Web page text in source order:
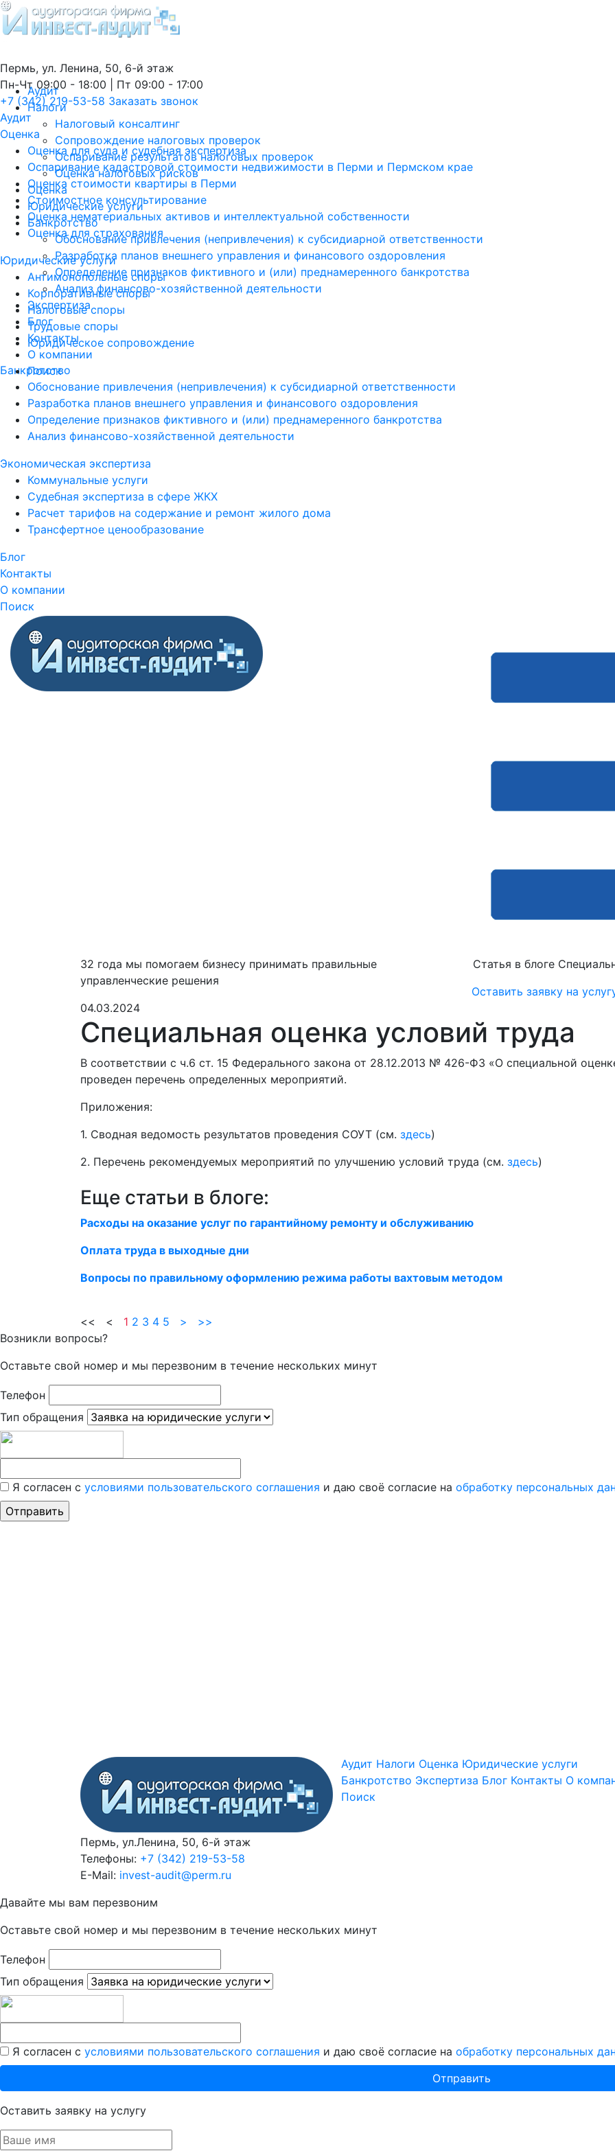
Пермь, ул. Ленина, 50, 6-й этаж
Пн-Чт 09:00 - 18:00 | Пт 09:00 - 17:00
+7 (342) 219-53-58 Заказать звонок
Аудит
Оценка
Оценка для суда и судебная экспертиза
Оспаривание кадастровой стоимости недвижимости в Перми и Пермском крае
Оценка стоимости квартиры в Перми
Стоимостное консультирование
Оценка нематериальных активов и интеллектуальной собственности
Оценка для страхования
Юридические услуги
Антимонопольные споры
Корпоративные споры
Налоговые споры
Трудовые споры
Юридическое сопровождение
Банкротство
Обоснование привлечения (непривлечения) к субсидиарной ответственности
Разработка планов внешнего управления и финансового оздоровления
Определение признаков фиктивного и (или) преднамеренного банкротства
Анализ финансово-хозяйственной деятельности
Экономическая экспертиза
Коммунальные услуги
Судебная экспертиза в сфере ЖКХ
Расчет тарифов на содержание и ремонт жилого дома
Трансфертное ценообразование
Блог
Контакты
О компании
Поиск
Аудит
Налоги
Налоговый консалтинг
Сопровождение налоговых проверок
Оспаривание результатов налоговых проверок
Оценка налоговых рисков
Оценка
Юридические услуги
Банкротство
Обоснование привлечения (непривлечения) к субсидиарной ответственности
Разработка планов внешнего управления и финансового оздоровления
Определение признаков фиктивного и (или) преднамеренного банкротства
Анализ финансово-хозяйственной деятельности
Экспертиза
Блог
Контакты
О компании
Поиск
32 года мы помогаем бизнесу принимать правильные
управленческие решения
Статья в блоге
Оставить заявку на
04.03.2024
Специальная оценка условий труда
В соответствии с ч.6 ст. 15 Федерального закона от 28.12.2013 № 426-ФЗ «О специальной
проведен перечень определенных мероприятий.
Приложения:
1. Сводная ведомость результатов проведения СОУТ (см. здесь)
2. Перечень рекомендуемых мероприятий по улучшению условий труда (см. здесь)
Еще статьи в блоге:
Расходы на оказание услуг по гарантийному ремонту и обслуживанию
Оплата труда в выходные дни
Вопросы по правильному оформлению режима работы вахтовым методом
<< < 1 2 3 4 5 >
>>
Возникли вопросы?
Оставьте свой номер и мы перезвоним в течение нескольких минут
Телефон
Тип обращения
Я согласен с условиями пользовательского соглашения и даю своё согласие на обработку персональных
Пермь, ул.Ленина, 50, 6-й этаж
Телефоны: +7 (342) 219-53-58
E-Mail: invest-audit@perm.ru
Аудит Налоги Оценка Юридические услуги
Банкротство Экспертиза Блог Контакты О
Поиск
Давайте мы вам перезвоним
Оставьте свой номер и мы перезвоним в течение нескольких минут
Телефон
Тип обращения
Я согласен с условиями пользовательского соглашения и даю своё согласие на обработку персональных
Оставить заявку на услугу